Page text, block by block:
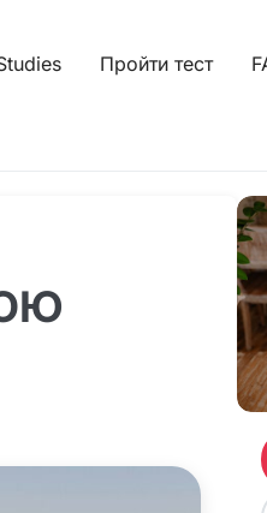
Пройти тест